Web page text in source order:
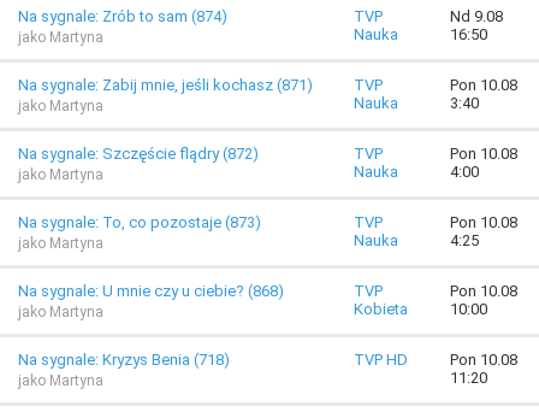
Na sygnale: Zrób to sam (874)
jako Martyna
TVP
Nauka
Nd 9.08
16:50
Na sygnale: Zabij mnie, jeśli kochasz (871)
jako Martyna
TVP
Nauka
Pon 10.08
3:40
Na sygnale: Szczęście flądry (872)
jako Martyna
TVP
Nauka
Pon 10.08
4:00
Na sygnale: To, co pozostaje (873)
jako Martyna
TVP
Nauka
Pon 10.08
4:25
Na sygnale: U mnie czy u ciebie? (868)
jako Martyna
TVP
Kobieta
Pon 10.08
10:00
Na sygnale: Kryzys Benia (718)
jako Martyna
TVP HD
Pon 10.08
11:20